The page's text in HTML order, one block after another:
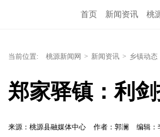
首页 新闻资讯 桃
当前位置: 桃源新闻网 > 新闻资讯 > 乡镇动态
郑家驿镇：利
来源：桃源县融媒体中心 作者：郭澜 编辑：